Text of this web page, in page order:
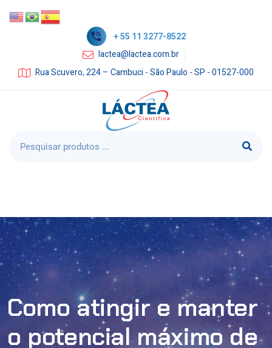
+ 55 11 3277-8522
lactea@lactea.com.br
Rua Scuvero, 224 – Cambuci - São Paulo - SP - 01527-000
Como atingir e manter
o potencial máximo de